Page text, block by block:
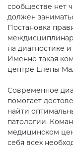
сообществе нет
должен
Постановка
на диагностике
Именно такая
центре Елены
Современное
помогает
найти
патологии.
медицинском
себя всех